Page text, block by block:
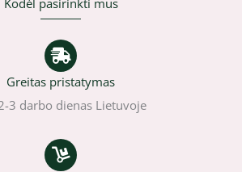
Kodėl pasirinkti mus
Greitas pristatymas
3 darbo dienas Lietuvoje